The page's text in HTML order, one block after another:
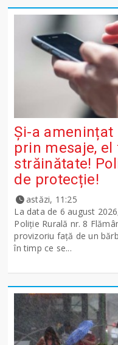
Și-a
prin mesaje,
străinătate!
de protecție!
astăzi, 11:25
La data de 6 august
Poliție Rurală nr. 8
provizoriu față de un
în timp ce se...